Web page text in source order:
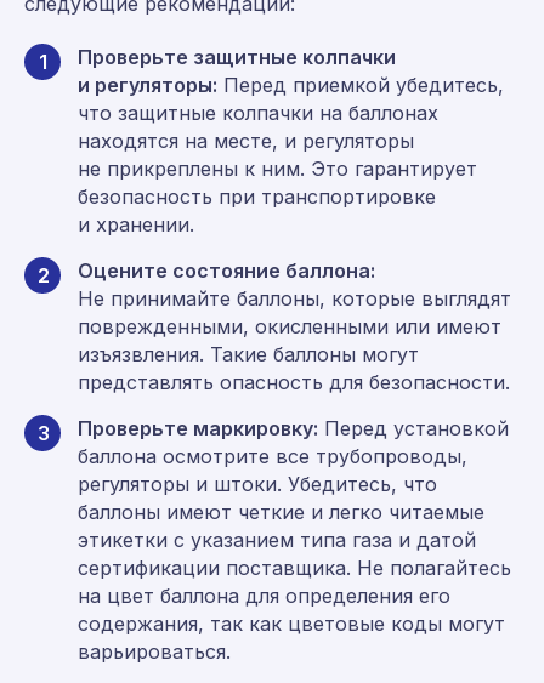
1
Проверьте защитные колпачки
и регуляторы: Перед приемкой убедитесь,
что защитные колпачки на баллонах
находятся на месте, и регуляторы
не прикреплены к ним. Это гарантирует
безопасность при транспортировке
и хранении.
2
Оцените состояние баллона:
Не принимайте баллоны, которые выглядят
поврежденными, окисленными или имеют
изъязвления. Такие баллоны могут
представлять опасность для безопасности.
3 Проверьте маркировку: Перед установкой
баллона осмотрите все трубопроводы,
регуляторы и штоки. Убедитесь, что
баллоны имеют четкие и легко читаемые
этикетки с указанием типа газа и датой
сертификации поставщика. Не полагайтесь
на цвет баллона для определения его
содержания, так как цветовые коды могут
варьироваться.